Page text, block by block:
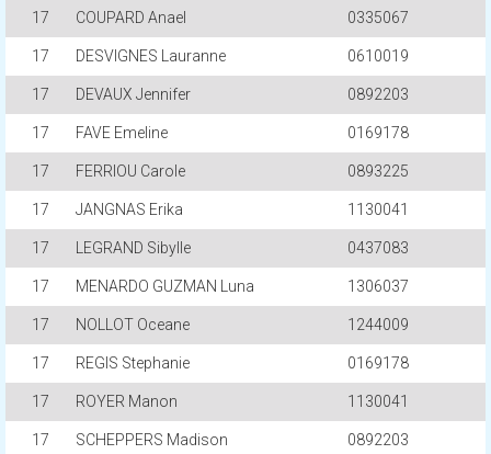
17 COUPARD Anael 0335067
17 DESVIGNES Lauranne 0610019
17 DEVAUX Jennifer 0892203
17 FAVE Emeline 0169178
17 FERRIOU Carole 0893225
17 JANGNAS Erika 1130041
17 LEGRAND Sibylle 0437083
17 MENARDO GUZMAN Luna 1306037
17 NOLLOT Oceane 1244009
17 REGIS Stephanie 0169178
17 ROYER Manon 1130041
17 SCHEPPERS Madison 0892203